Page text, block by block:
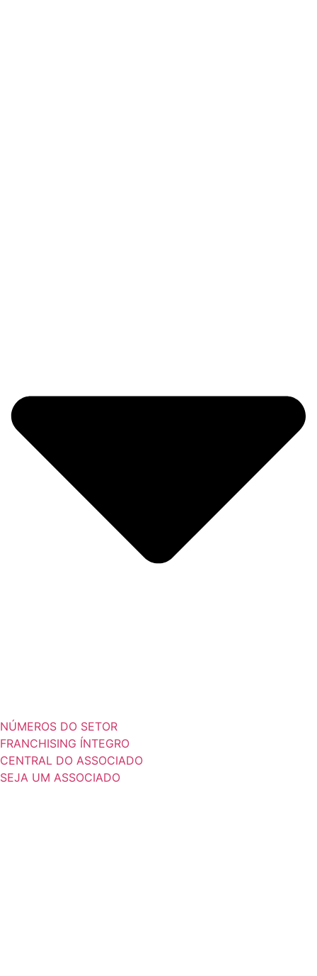
NÚMEROS DO SETOR
FRANCHISING ÍNTEGRO
CENTRAL DO ASSOCIADO
SEJA UM ASSOCIADO